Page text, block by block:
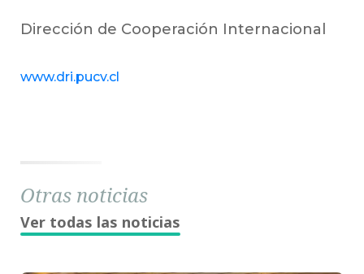
Dirección de Cooperación Internacional
www.dri.pucv.cl
Otras noticias
Ver todas las noticias